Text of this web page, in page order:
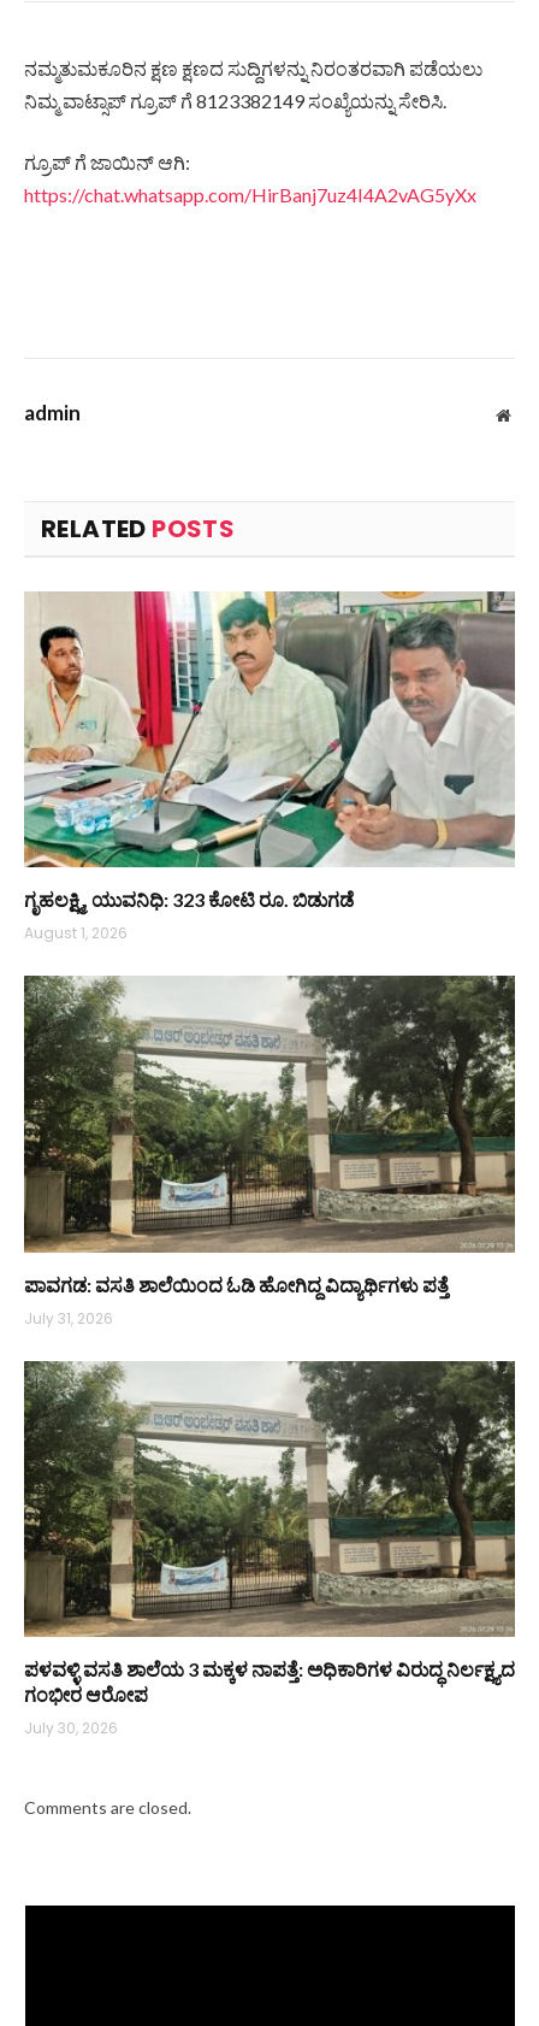
ನಮ್ಮತುಮಕೂರಿನ ಕ್ಷಣ ಕ್ಷಣದ ಸುದ್ದಿಗಳನ್ನು ನಿರಂತರವಾಗಿ ಪಡೆಯಲು
ನಿಮ್ಮ ವಾಟ್ಸಾಪ್ ಗ್ರೂಪ್ ಗೆ 8123382149 ಸಂಖ್ಯೆಯನ್ನು ಸೇರಿಸಿ.
ಗ್ರೂಪ್ ಗೆ ಜಾಯಿನ್ ಆಗಿ:
https://chat.whatsapp.com/HirBanj7uz4I4A2vAG5yXx
admin
RELATED POSTS
ಗೃಹಲಕ್ಷ್ಮಿ, ಯುವನಿಧಿ: 323 ಕೋಟಿ ರೂ. ಬಿಡುಗಡೆ
August 1, 2026
ಪಾವಗಡ: ವಸತಿ ಶಾಲೆಯಿಂದ ಓಡಿ ಹೋಗಿದ್ದ ವಿದ್ಯಾರ್ಥಿಗಳು ಪತ್ತೆ
July 31, 2026
ಪಳವಳ್ಳಿ ವಸತಿ ಶಾಲೆಯ 3 ಮಕ್ಕಳ ನಾಪತ್ತೆ: ಅಧಿಕಾರಿಗಳ ವಿರುದ್ಧ ನಿರ್ಲಕ್ಷ್ಯದ
ಗಂಭೀರ ಆರೋಪ
July 30, 2026
Comments are closed.